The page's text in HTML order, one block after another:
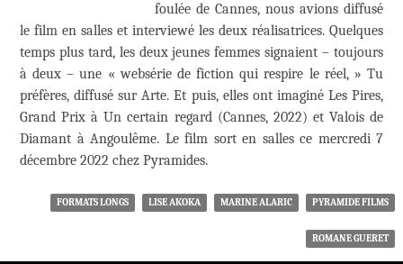
foulée de Cannes, nous avions diffusé
le film en salles et interviewé les deux réalisatrices. Quelques
temps plus tard, les deux jeunes femmes signaient – toujours
à deux – une « websérie de fiction qui respire le réel, » Tu
préfères, diffusé sur Arte. Et puis, elles ont imaginé Les Pires,
Grand Prix à Un certain regard (Cannes, 2022) et Valois de
Diamant à Angoulême. Le film sort en salles ce mercredi 7
décembre 2022 chez Pyramides.
FORMATS LONGS LISE AKOKA MARINE ALARIC PYRAMIDE FILMS
ROMANE GUERET